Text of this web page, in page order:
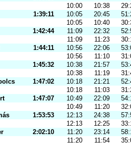
10:00
10:38
1:39:11 10:05 20:45
10:05
10:40
1:42:44 11:09 22:32
11:09
11:23
1:44:11 10:56 22:06
10:56
11:10
1:45:32 10:38 21:57
10:38
11:19
1:47:02 10:18 21:21
10:18
11:03
1:47:07 10:49 22:09
10:49
11:20
1:53:53 12:13 24:38
12:13
12:25
2:02:10 11:20 23:14
11:20
11:54